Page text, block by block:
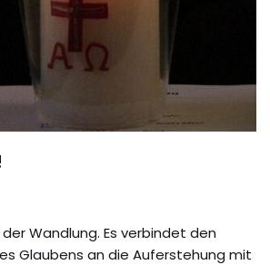
Wandlung. Es verbindet den
Glaubens an die Auferstehung mit